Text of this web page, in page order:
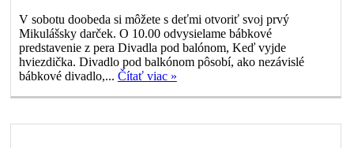
V sobotu doobeda si môžete s deťmi otvoriť svoj prvý
Mikulášsky darček. O 10.00 odvysielame bábkové
predstavenie z pera Divadla pod balónom, Keď vyjde
hviezdička. Divadlo pod balkónom pôsobí, ako nezávislé
bábkové divadlo,... Čítať viac »